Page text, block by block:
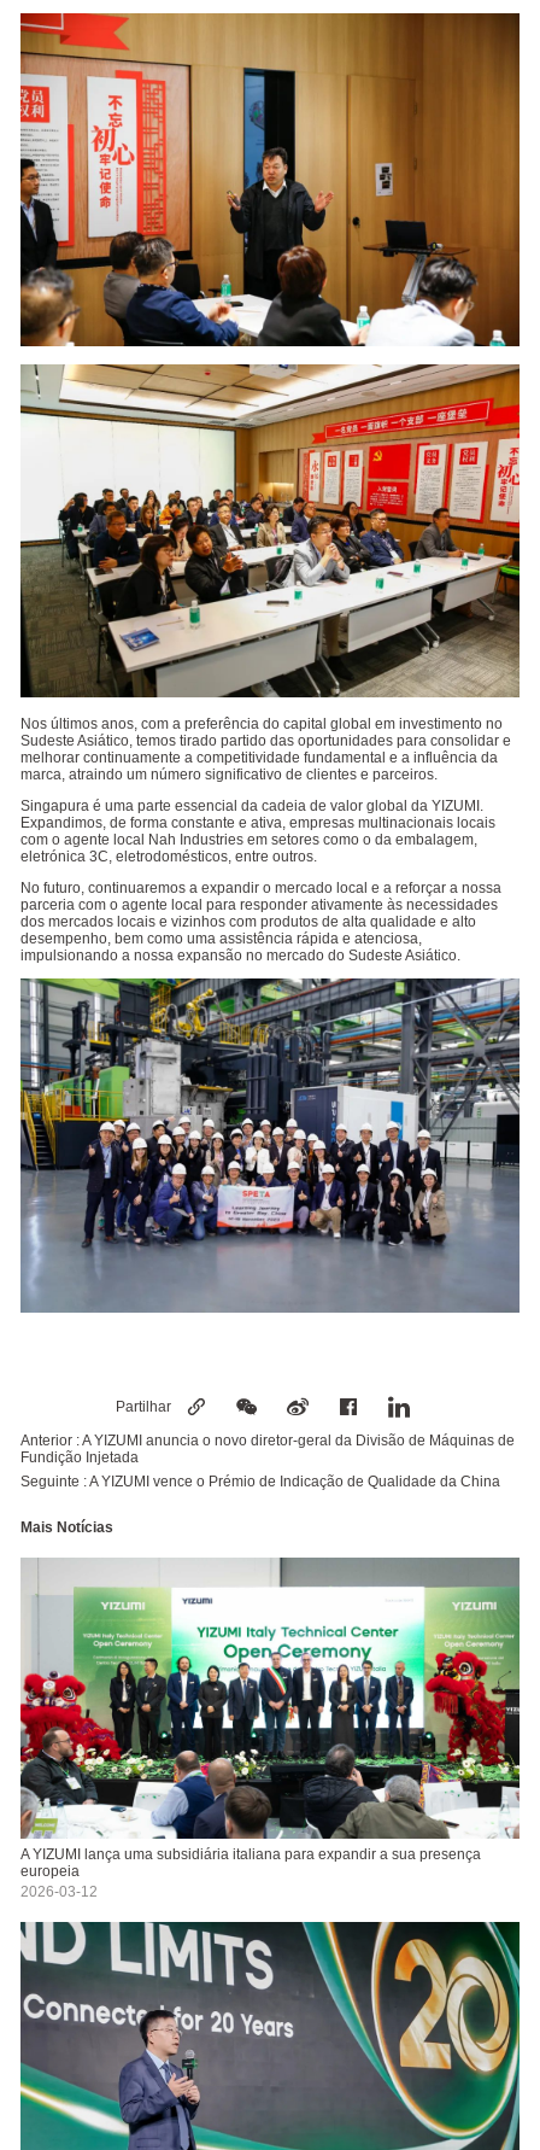
Nos últimos anos, com a preferência do capital global em investimento no
Sudeste Asiático, temos tirado partido das oportunidades para consolidar e
melhorar continuamente a competitividade fundamental e a influência da
marca, atraindo um número significativo de clientes e parceiros.
Singapura é uma parte essencial da cadeia de valor global da YIZUMI.
Expandimos, de forma constante e ativa, empresas multinacionais locais
com o agente local Nah Industries em setores como o da embalagem,
eletrónica 3C, eletrodomésticos, entre outros.
No futuro, continuaremos a expandir o mercado local e a reforçar a nossa
parceria com o agente local para responder ativamente às necessidades
dos mercados locais e vizinhos com produtos de alta qualidade e alto
desempenho, bem como uma assistência rápida e atenciosa,
impulsionando a nossa expansão no mercado do Sudeste Asiático.
Partilhar
Anterior :A YIZUMI anuncia o novo diretor-geral da Divisão de Máquinas de
Fundição Injetada
Seguinte :A YIZUMI vence o Prémio de Indicação de Qualidade da China
Mais Notícias
A YIZUMI lança uma subsidiária italiana para expandir a sua presença
europeia
2026-03-12